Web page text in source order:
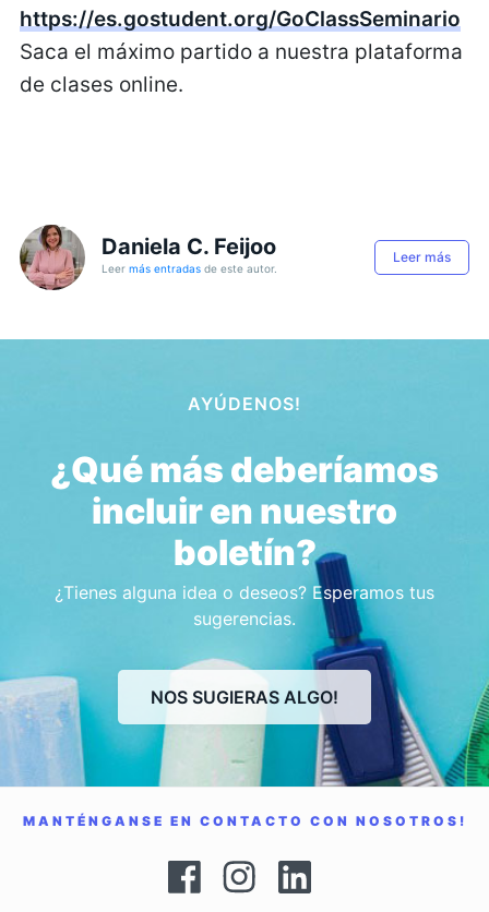
https://es.gostudent.org/GoClassSeminario
Saca el máximo partido a nuestra plataforma
de clases online.
Daniela C. Feijoo
Leer más entradasde este autor.
Leer más
AYÚDENOS!
¿Qué más deberíamos
incluir en nuestro
boletín?
¿Tienes alguna idea o deseos? Esperamos tus
sugerencias.
NOS SUGIERAS ALGO!
MANTÉNGANSE EN CONTACTO CON NOSOTROS!